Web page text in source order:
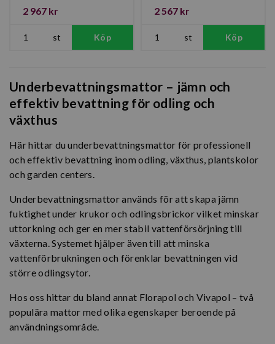
2 967 kr
st Köp
2 567 kr
st Köp
Underbevattningsmattor – jämn och
effektiv bevattning för odling och
växthus
Här hittar du underbevattningsmattor för professionell
och effektiv bevattning inom odling, växthus, plantskolor
och garden centers.
Underbevattningsmattor används för att skapa jämn
fuktighet under krukor och odlingsbrickor vilket minskar
uttorkning och ger en mer stabil vattenförsörjning till
växterna. Systemet hjälper även till att minska
vattenförbrukningen och förenklar bevattningen vid
större odlingsytor.
Hos oss hittar du bland annat Florapol och Vivapol – två
populära mattor med olika egenskaper beroende på
användningsområde.